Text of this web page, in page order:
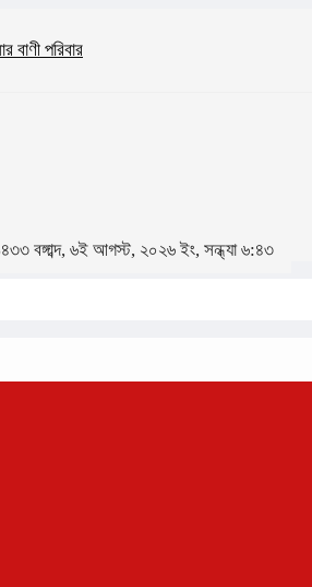
বাণী পরিবার
বঙ্গাব্দ, ৬ই আগস্ট, ২০২৬ ইং, সন্ধ্যা ৬:৪৩